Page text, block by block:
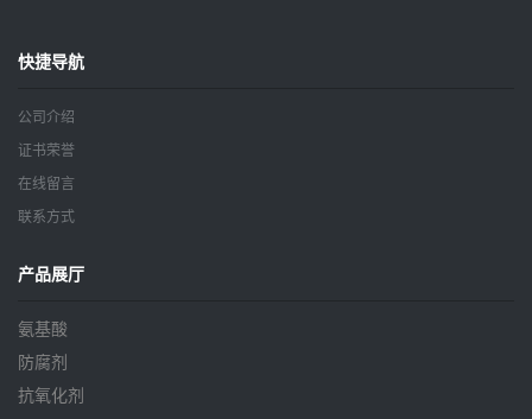
快捷导航
公司介绍
证书荣誉
在线留言
联系方式
产品展厅
氨基酸
防腐剂
抗氧化剂